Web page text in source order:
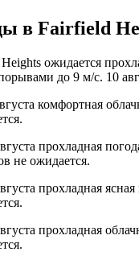
в Fairfield
ожидается
до 9 м/с. 10
комфортная
прохладная
не ожидается.
прохладная
прохладная